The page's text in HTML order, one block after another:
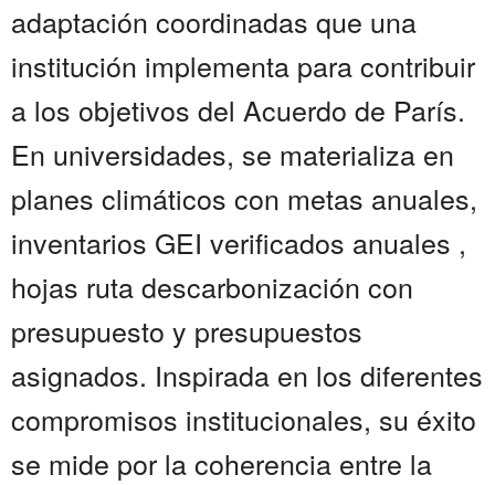
adaptación coordinadas que una
institución implementa para contribuir
a los objetivos del Acuerdo de París.
En universidades, se materializa en
planes climáticos con metas anuales,
inventarios GEI verificados anuales ,
hojas ruta descarbonización con
presupuesto y presupuestos
asignados. Inspirada en los diferentes
compromisos institucionales, su éxito
se mide por la coherencia entre la